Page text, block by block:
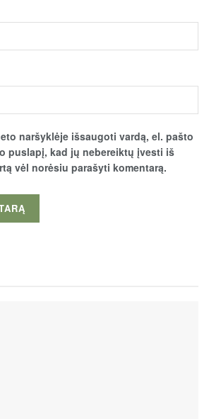
naršyklėje išsaugoti vardą, el. pašto
puslapį, kad jų nebereiktų įvesti iš
vėl norėsiu parašyti komentarą.